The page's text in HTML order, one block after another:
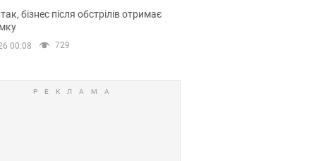
до наявних складських
бізнес після обстрілів отримає
00:08 729